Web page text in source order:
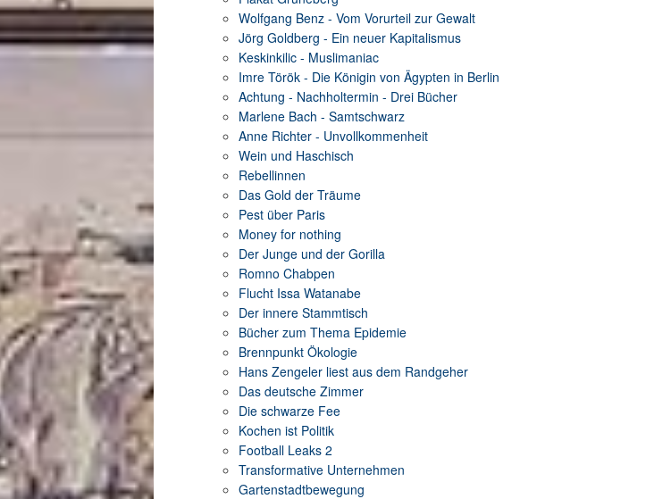
Wolfgang Benz - Vom Vorurteil zur Gewalt
Jörg Goldberg - Ein neuer Kapitalismus
Keskinkilic - Muslimaniac
Imre Török - Die Königin von Ägypten in Berlin
Achtung - Nachholtermin - Drei Bücher
Marlene Bach - Samtschwarz
Anne Richter - Unvollkommenheit
Wein und Haschisch
Rebellinnen
Das Gold der Träume
Pest über Paris
Money for nothing
Der Junge und der Gorilla
Romno Chabpen
Flucht Issa Watanabe
Der innere Stammtisch
Bücher zum Thema Epidemie
Brennpunkt Ökologie
Hans Zengeler liest aus dem Randgeher
Das deutsche Zimmer
Die schwarze Fee
Kochen ist Politik
Football Leaks 2
Transformative Unternehmen
Gartenstadtbewegung